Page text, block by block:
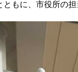
もに、市役所の